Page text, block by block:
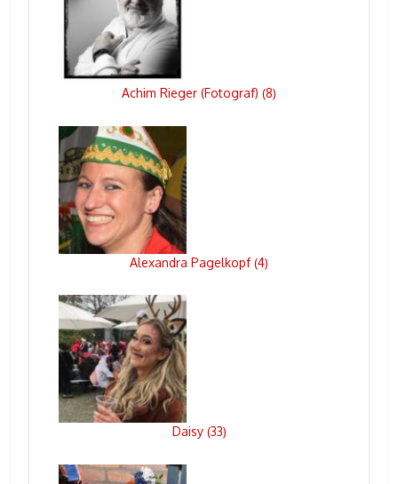
Achim Rieger (Fotograf) (8)
Alexandra Pagelkopf(4)
Daisy (33)